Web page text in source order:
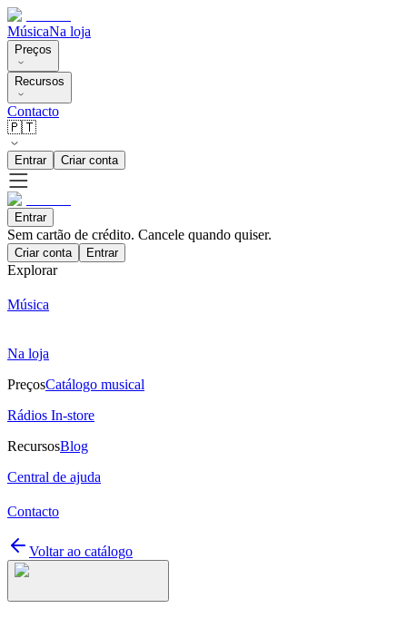
MúsicaNa loja
Preços
Recursos
Contacto
🇵🇹
Entrar Criar conta
Entrar
Sem cartão de crédito. Cancele quando quiser.
Criar conta Entrar
Explorar
Música
Na loja
PreçosCatálogo musical
Rádios In-store
RecursosBlog
Central de ajuda
Contacto
Voltar ao catálogo